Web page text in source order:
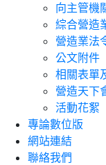
向主管機
綜合營造
營造業法
公文附件
相關表單
營造天下
活動花絮
專論數位版
網站連結
聯絡我們